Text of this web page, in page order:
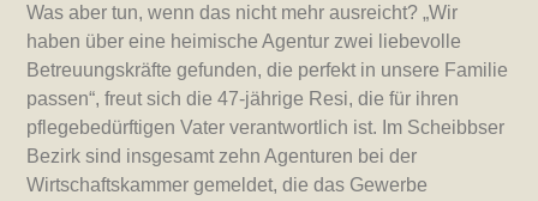
Was aber tun, wenn das nicht mehr ausreicht? „Wir
haben über eine heimische Agentur zwei liebevolle
Betreuungskräfte gefunden, die perfekt in unsere Familie
passen“, freut sich die 47-jährige Resi, die für ihren
pflegebedürftigen Vater verantwortlich ist. Im Scheibbser
Bezirk sind insgesamt zehn Agenturen bei der
Wirtschaftskammer gemeldet, die das Gewerbe